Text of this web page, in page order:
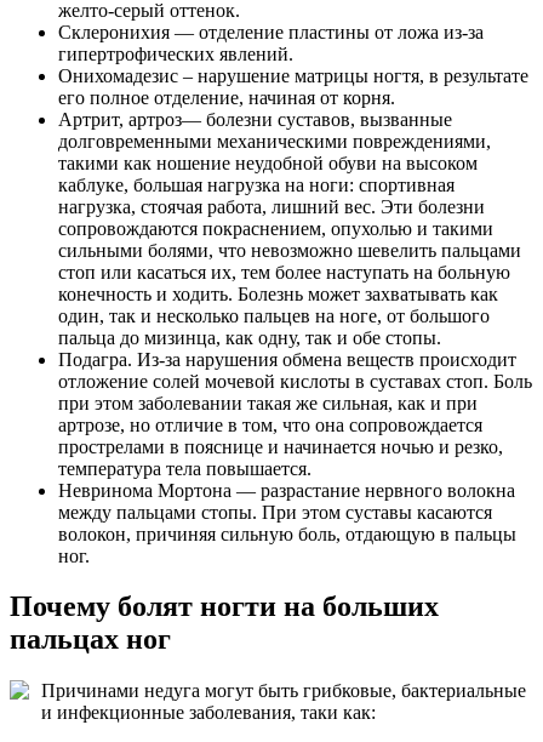
желто-серый оттенок.
Склеронихия — отделение пластины от ложа из-за
гипертрофических явлений.
Онихомадезис – нарушение матрицы ногтя, в результате
его полное отделение, начиная от корня.
Артрит, артроз— болезни суставов, вызванные
долговременными механическими повреждениями,
такими как ношение неудобной обуви на высоком
каблуке, большая нагрузка на ноги: спортивная
нагрузка, стоячая работа, лишний вес. Эти болезни
сопровождаются покраснением, опухолью и такими
сильными болями, что невозможно шевелить пальцами
стоп или касаться их, тем более наступать на больную
конечность и ходить. Болезнь может захватывать как
один, так и несколько пальцев на ноге, от большого
пальца до мизинца, как одну, так и обе стопы.
Подагра. Из-за нарушения обмена веществ происходит
отложение солей мочевой кислоты в суставах стоп. Боль
при этом заболевании такая же сильная, как и при
артрозе, но отличие в том, что она сопровождается
прострелами в пояснице и начинается ночью и резко,
температура тела повышается.
Невринома Мортона — разрастание нервного волокна
между пальцами стопы. При этом суставы касаются
волокон, причиняя сильную боль, отдающую в пальцы
ног.
Почему болят ногти на больших
пальцах ног
Причинами недуга могут быть грибковые, бактериальные
и инфекционные заболевания, таки как: